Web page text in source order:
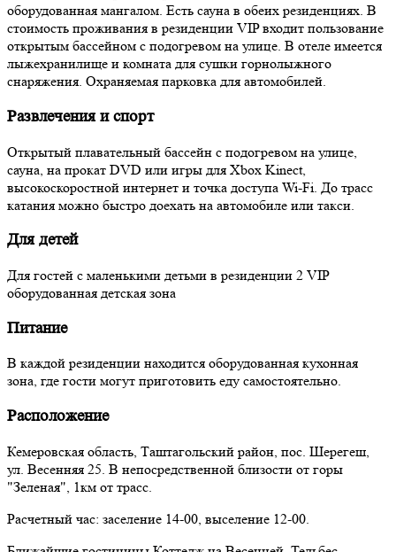
оборудованная мангалом. Есть сауна в обеих резиденциях. В
стоимость проживания в резиденции VIP входит пользование
открытым бассейном с подогревом на улице. В отеле имеется
лыжехранилище и комната для сушки горнолыжного
снаряжения. Охраняемая парковка для автомобилей.
Развлечения и спорт
Открытый плавательный бассейн с подогревом на улице,
сауна, на прокат DVD или игры для Xbox Kinect,
высокоскоростной интернет и точка доступа Wi-Fi. До трасс
катания можно быстро доехать на автомобиле или такси.
Для детей
Для гостей с маленькими детьми в резиденции 2 VIP
оборудованная детская зона
Питание
В каждой резиденции находится оборудованная кухонная
зона, где гости могут приготовить еду самостоятельно.
Расположение
Кемеровская область, Таштагольский район, пос. Шерегеш,
ул. Весенняя 25. В непосредственной близости от горы
"Зеленая", 1км от трасс.
Расчетный час: заселение 14-00, выселение 12-00.